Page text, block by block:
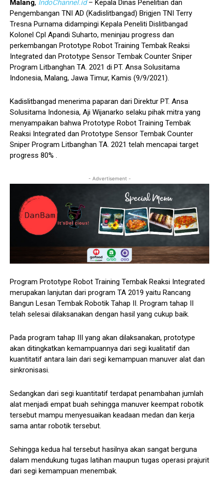
Malang, IndoChannel.id– Kepala Dinas Penelitian dan
Pengembangan TNI AD (Kadislitbangad) Brigjen TNI Terry
Tresna Purnama didampingi Kepala Peneliti Dislitbangad
Kolonel Cpl Apandi Suharto, meninjau progress dan
perkembangan Prototype Robot Training Tembak Reaksi
Integrated dan Prototype Sensor Tembak Counter Sniper
Program Litbanghan TA. 2021 di PT. Ansa Solusitama
Indonesia, Malang, Jawa Timur, Kamis (9/9/2021).
Kadislitbangad menerima paparan dari Direktur PT. Ansa
Solusitama Indonesia, Aji Wijanarko selaku pihak mitra yang
menyampaikan bahwa Prototype Robot Training Tembak
Reaksi Integrated dan Prototype Sensor Tembak Counter
Sniper Program Litbanghan TA. 2021 telah mencapai target
progress 80% .
- Advertisement -
Program Prototype Robot Training Tembak Reaksi Integrated
merupakan lanjutan dari program TA 2019 yaitu Rancang
Bangun Lesan Tembak Robotik Tahap II. Program tahap II
telah selesai dilaksanakan dengan hasil yang cukup baik.
Pada program tahap III yang akan dilaksanakan, prototype
akan ditingkatkan kemampuannya dari segi kualitatif dan
kuantitatif antara lain dari segi kemampuan manuver alat dan
sinkronisasi.
Sedangkan dari segi kuantitatif terdapat penambahan jumlah
alat menjadi empat buah sehingga manuver keempat robotik
tersebut mampu menyesuaikan keadaan medan dan kerja
sama antar robotik tersebut.
Sehingga kedua hal tersebut hasilnya akan sangat berguna
dalam mendukung tugas latihan maupun tugas operasi prajurit
dari segi kemampuan menembak.